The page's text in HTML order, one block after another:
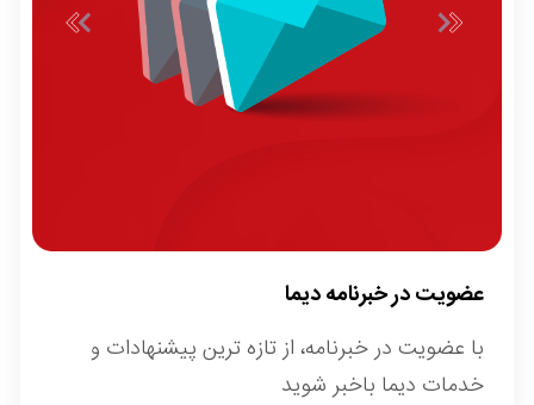
عضویت در خبرنامه دیما
با عضویت در خبرنامه، از تازه ترین پیشنهادات و
خدمات دیما باخبر شوید